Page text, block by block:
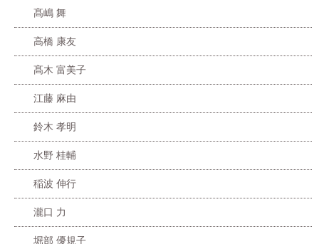
髙嶋 舞
高橋 康友
髙木 富美子
江藤 麻由
鈴木 孝明
水野 桂輔
稲波 伸行
瀧口 力
堀部 優規子